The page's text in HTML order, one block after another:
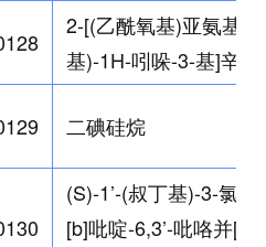
2-[(乙酰氧基)亚氨基]-
基)-1H-吲哚-3-基]辛-
二碘硅烷
(S)-1’-(叔丁基)-3-氯-
[b]吡啶-6,3’-吡咯并